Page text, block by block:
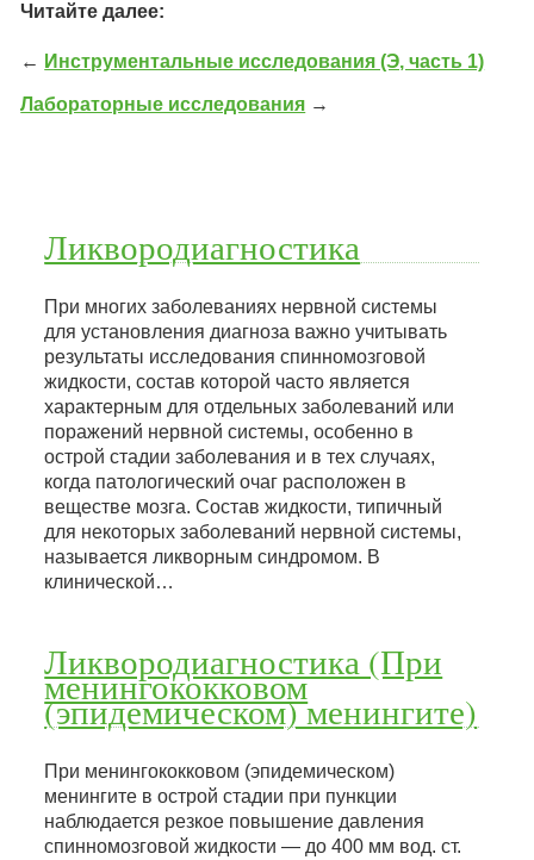
Читайте далее:
← Инструментальные исследования (Э, часть 1)
Лабораторные исследования →
Ликвородиагностика
При многих заболеваниях нервной системы
для установления диагноза важно учитывать
результаты исследования спинномозговой
жидкости, состав которой часто является
характерным для отдельных заболеваний или
поражений нервной системы, особенно в
острой стадии заболевания и в тех случаях,
когда патологический очаг расположен в
веществе мозга. Состав жидкости, типичный
для некоторых заболеваний нервной системы,
называется ликворным синдромом. В
клинической…
Ликвородиагностика (При
менингококковом
(эпидемическом) менингите)
При менингококковом (эпидемическом)
менингите в острой стадии при пункции
наблюдается резкое повышение давления
спинномозговой жидкости — до 400 мм вод. ст.